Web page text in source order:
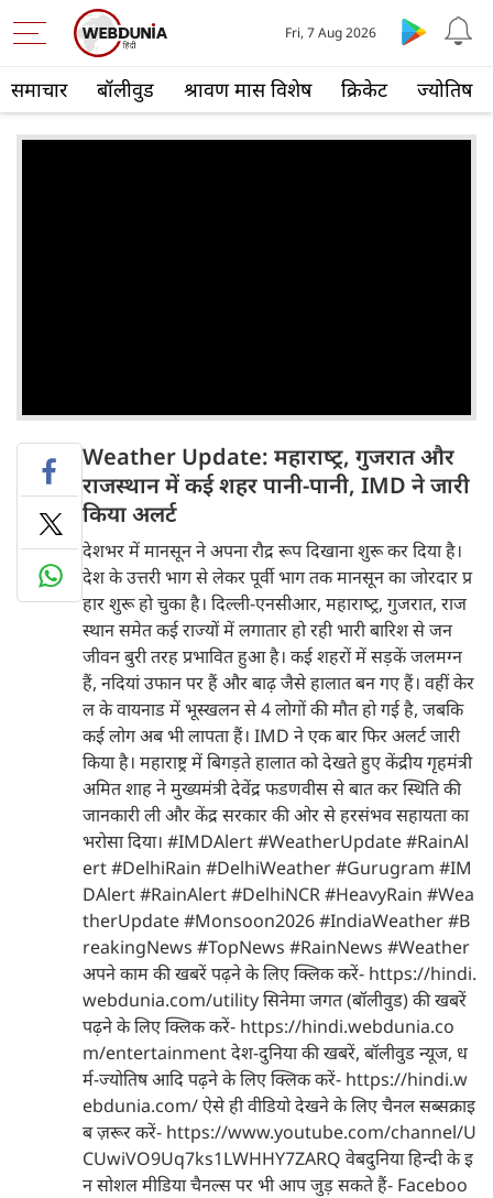
समाचार बॉलीवुड श्रावण मास विशेष क्रिकेट ज्योतिष
Fri, 7 Aug 2026
Weather Update: महाराष्‍ट्र, गुजरात और
राजस्थान में कई शहर पानी-पानी, IMD ने जारी
किया अलर्ट
देशभर में मानसून ने अपना रौद्र रूप दिखाना शुरू कर दिया है।
देश के उत्तरी भाग से लेकर पूर्वी भाग तक मानसून का जोरदार प्र
हार शुरू हो चुका है। दिल्ली-एनसीआर, महाराष्‍ट्र, गुजरात, राज
स्थान समेत कई राज्यों में लगातार हो रही भारी बारिश से जन
जीवन बुरी तरह प्रभावित हुआ है। कई शहरों में सड़कें जलमग्न
हैं, नदियां उफान पर हैं और बाढ़ जैसे हालात बन गए हैं। वहीं केर
ल के वायनाड में भूस्खलन से 4 लोगों की मौत हो गई है, जबकि
कई लोग अब भी लापता हैं। IMD ने एक बार फिर अलर्ट जारी
किया है। महाराष्ट्र में बिगड़ते हालात को देखते हुए केंद्रीय गृहमंत्री
अमित शाह ने मुख्यमंत्री देवेंद्र फडणवीस से बात कर स्थिति की
जानकारी ली और केंद्र सरकार की ओर से हरसंभव सहायता का
भरोसा दिया। #IMDAlert #WeatherUpdate #RainAl
ert #DelhiRain #DelhiWeather #Gurugram #IM
DAlert #RainAlert #DelhiNCR #HeavyRain #Wea
therUpdate #Monsoon2026 #IndiaWeather #B
reakingNews #TopNews #RainNews #Weather
अपने काम की खबरें पढ़ने के लिए क्लिक करें- https://hindi.
webdunia.com/utility सिनेमा जगत (बॉलीवुड) की खबरें
पढ़ने के लिए क्लिक करें- https://hindi.webdunia.co
m/entertainment देश-दुनिया की खबरें, बॉलीवुड न्यूज, ध
र्म-ज्योतिष आदि पढ़ने के लिए क्लिक करें- https://hindi.w
ebdunia.com/ ऐसे ही वीडियो देखने के लिए चैनल सब्सक्राइ
ब ज़रूर करें- https://www.youtube.com/channel/U
CUwiVO9Uq7ks1LWHHY7ZARQ वेबदुनिया हिन्दी के इ
न सोशल मीडिया चैनल्स पर भी आप जुड़ सकते हैं- Faceboo